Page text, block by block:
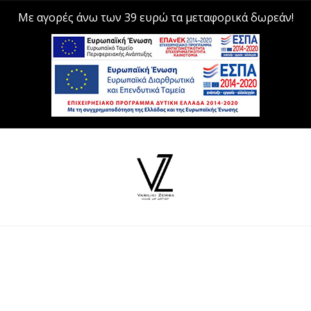
Με αγορές άνω των 39 ευρώ τα μεταφορικά δωρεάν!